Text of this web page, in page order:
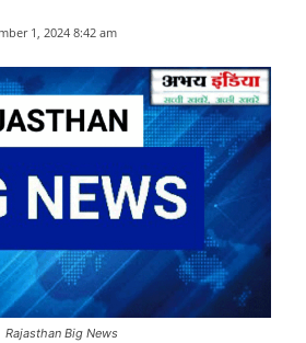
1, 2024 8:42 am
Rajasthan Big News